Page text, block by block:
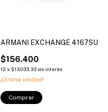
ARMANI EXCHANGE 4167SU
$156.400
12 x $13.033,33 sin interés
¡Última unidad!
Comprar